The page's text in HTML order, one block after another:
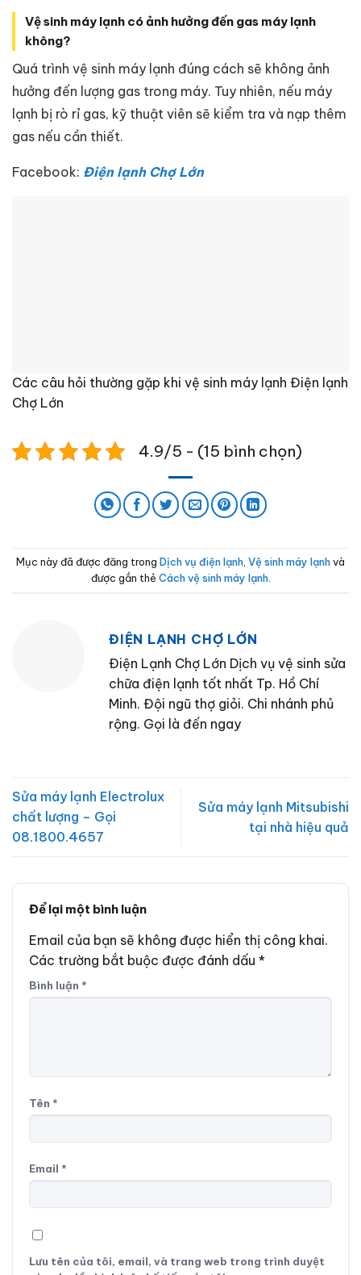
Vệ sinh máy lạnh có ảnh hưởng đến gas máy lạnh
không?
Quá trình vệ sinh máy lạnh đúng cách sẽ không ảnh
hưởng đến lượng gas trong máy. Tuy nhiên, nếu máy
lạnh bị rò rỉ gas, kỹ thuật viên sẽ kiểm tra và nạp thêm
gas nếu cần thiết.
Facebook: Điện lạnh Chợ Lớn
Các câu hỏi thường gặp khi vệ sinh máy lạnh Điện lạnh
Chợ Lớn
4.9/5 - (15 bình chọn)
Mục này đã được đăng trong Dịch vụ điện lạnh, Vệ sinh máy lạnhvà
được gắn thẻ Cách vệ sinh máy lạnh.
ĐIỆN LẠNH CHỢ LỚN
Điện Lạnh Chợ Lớn Dịch vụ vệ sinh sửa
chữa điện lạnh tốt nhất Tp. Hồ Chí
Minh. Đội ngũ thợ giỏi. Chi nhánh phủ
rộng. Gọi là đến ngay
Sửa máy lạnh Electrolux
chất lượng – Gọi
08.1800.4657
Sửa máy lạnh Mitsubishi
tại nhà hiệu quả
Để lại một bình luận
Email của bạn sẽ không được hiển thị công khai.
Các trường bắt buộc được đánh dấu *
Bình luận *
Tên *
Email *
Lưu tên của tôi, email, và trang web trong trình duyệt